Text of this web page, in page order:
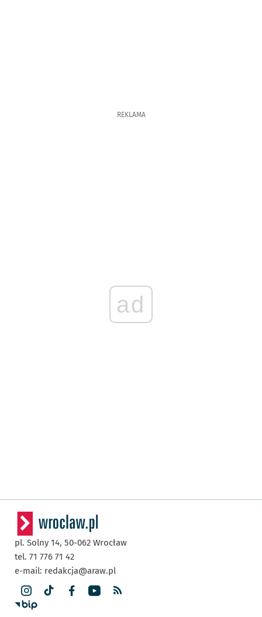
REKLAMA
ad
pl. Solny 14, 50-062 Wrocław
tel. 71 776 71 42
e-mail: redakcja@araw.pl